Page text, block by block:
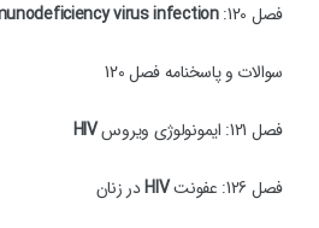
فصل 120: virus infection
سوالات و پاسخنامه فصل 120
فصل 121: ایمونولوژی ویروس HIV
فصل 126: عفونت HIVدر زنان